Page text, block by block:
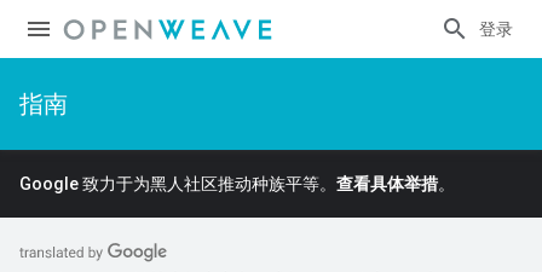
登录
指南
Google 致力于为黑人社区推动种族平等。 查看具体举措。